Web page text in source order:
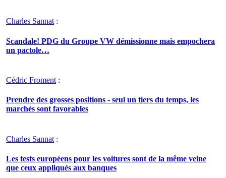
Charles Sannat:
Scandale! PDG du Groupe VW démissionne mais empochera
un pactole…
Cédric Froment :
Prendre des grosses positions - seul un tiers du temps, les
marchés sont favorables
Charles Sannat :
Les tests européens pour les voitures sont de la même veine
que ceux appliqués aux banques